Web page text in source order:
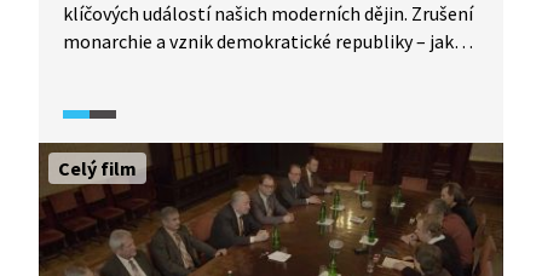
klíčových událostí našich moderních dějin. Zrušení
monarchie a vznik demokratické republiky – jaké
z Prahy, opustil Rakousko-Uhersko a vydal se
na cestu, která nevedla zpět. Na cestu
za osvobozením Čechů a Slováků z područí
rakouské říše. Na cestu za zničením rakousko-
uherského mocnářství.
Celý film